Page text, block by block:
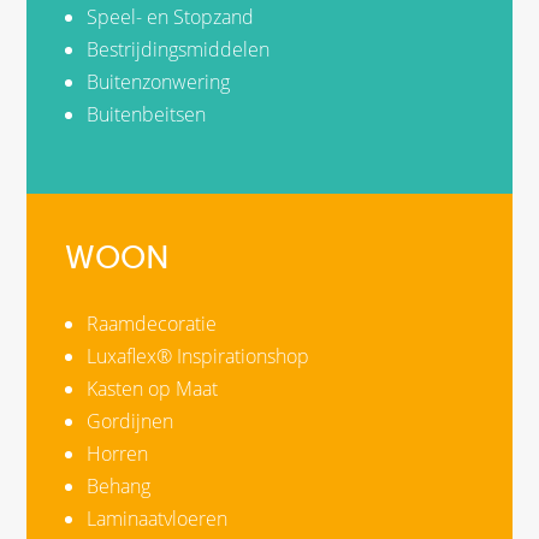
Speel- en Stopzand
Bestrijdingsmiddelen
Buitenzonwering
Buitenbeitsen
WOON
Raamdecoratie
Luxaflex® Inspirationshop
Kasten op Maat
Gordijnen
Horren
Behang
Laminaatvloeren